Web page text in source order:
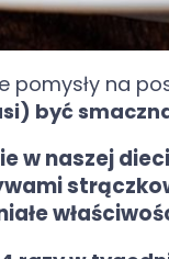
na
być
w naszej